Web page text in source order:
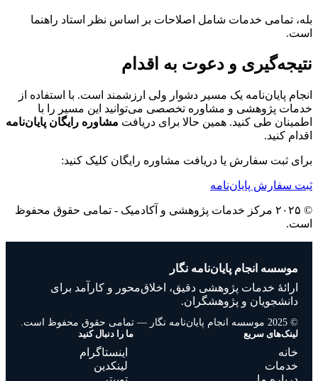
بله، تمامی خدمات شامل اصلاحات بر اساس نظر استاد راهنما
است.
نتیجه‌گیری و دعوت به اقدام
انجام پایان‌نامه یک مسیر دشوار ولی ارزشمند است. با استفاده از
خدمات پژوهشی و مشاوره تخصصی می‌توانید این مسیر را با
اطمینان طی کنید. همین حالا برای دریافت مشاوره رایگان پایان‌نامه
اقدام کنید.
برای ثبت سفارش یا دریافت مشاوره رایگان کلیک کنید:
ثبت سفارش پایان‌نامه
© ۲۰۲۵ مرکز خدمات پژوهشی و آکادمیک - تمامی حقوق محفوظ
است.
موسسه انجام پایان‌نامه نگار
ارائهٔ خدمات پژوهشی دقیق، اخلاق‌محور و کارآمد برای
دانشجویان و پژوهشگران.
© 2025 موسسه انجام پایان‌نامه نگار — تمامی حقوق محفوظ است.
لینک‌های سریع
خانه
خدمات
ما را دنبال کنید
اینستاگرام
لینکدین